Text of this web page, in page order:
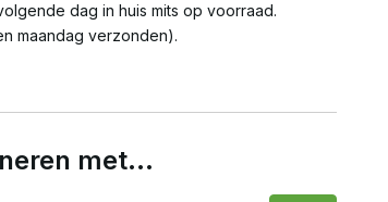
dag in huis mits op voorraad.
maandag verzonden).
met…